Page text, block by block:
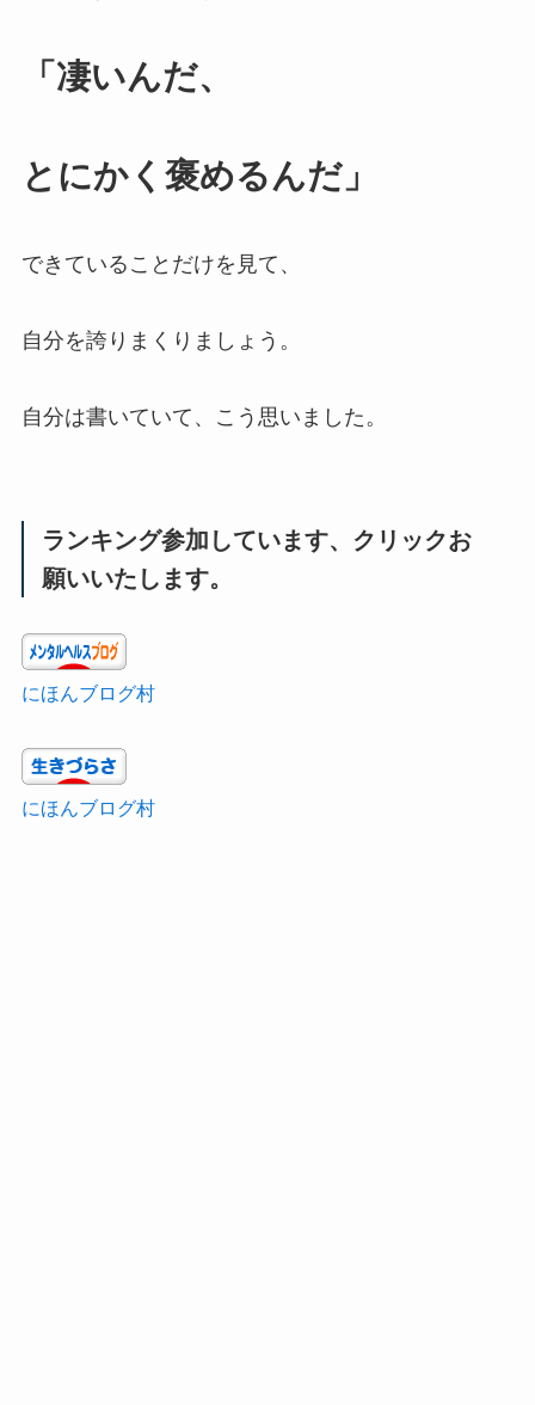
「凄いんだ、
とにかく褒めるんだ」
できていることだけを見て、
自分を誇りまくりましょう。
自分は書いていて、こう思いました。
ランキング参加しています、クリックお
願いいたします。
にほんブログ村
にほんブログ村